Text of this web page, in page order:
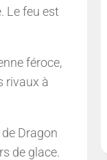
Le feu est
féroce,
rivaux à
Dragon
de glace.